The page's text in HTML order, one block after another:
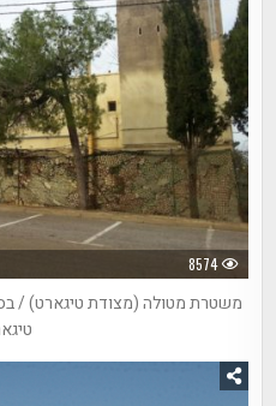
8574
משטרת מטולה (מצודת טיגארט) /